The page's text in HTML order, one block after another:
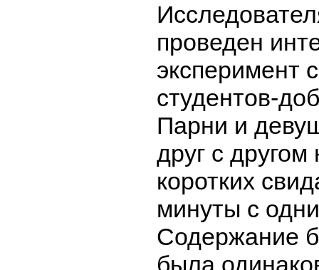
проведен
эксперимент
студентов-
Парни и
друг с другом
коротких
минуты с
Содержание
была